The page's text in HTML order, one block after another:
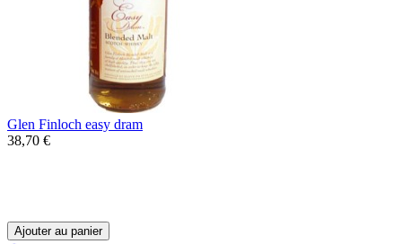
Glen Finloch easy dram
38,70 €
Ajouter au panier